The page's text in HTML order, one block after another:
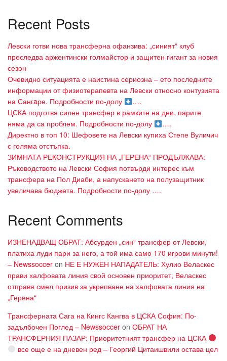
Recent Posts
Левски готви нова трансферна офанзива: „синият“ клуб
преследва аржентински голмайстор и защитен гигант за новия
сезон
Очевидно ситуацията е наистина сериозна – ето последните
информации от физиотерапевта на Левски относно контузията
на Сангaре. Подробности по-долу
….
ЦСКА подготвя силен трансфер в рамките на дни, парите
няма да са проблем. Подробности по-долу
….
Директно в топ 10: Шефовете на Левски купиха Степе Вуличич
с голяма отстъпка.
ЗИМНАТА РЕКОНСТРУКЦИЯ НА „ГЕРЕНА“ ПРОДЪЛЖАВА:
Ръководството на Левски София потвърди интерес към
трансфера на Пол Диаби, а напускането на полузащитник
увеличава бюджета. Подробности по-долу ….
Recent Comments
ИЗНЕНАДВАЩ ОБРАТ: Абсурден „син“ трансфер от Левски,
платиха луди пари за него, а той има само 170 игрови минути!
– Newssoccer on НЕ Е НУЖЕН НАПАДАТЕЛЬ: Хулио Веласкес
прави халфовата линия свой основен приоритет, Веласкес
отправя смел призив за укрепване на халфовата линия на
„Герена“
Трансферната Сага на Кингс Кангва в ЦСКА София: По-
задълбочен Поглед – Newssoccer on ОБРАТ НА
ТРАНСФЕРНИЯ ПАЗАР: Приоритетният трансфер на ЦСКА
все още е на дневен ред – Георгий Цитаишвили остава цел